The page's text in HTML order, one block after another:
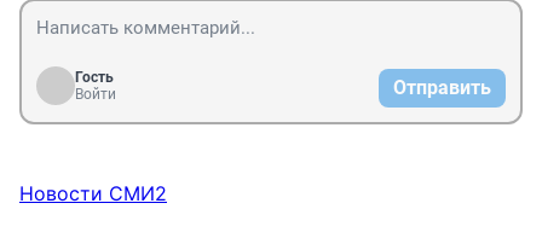
Гость
Войти
Отправить
Новости СМИ2